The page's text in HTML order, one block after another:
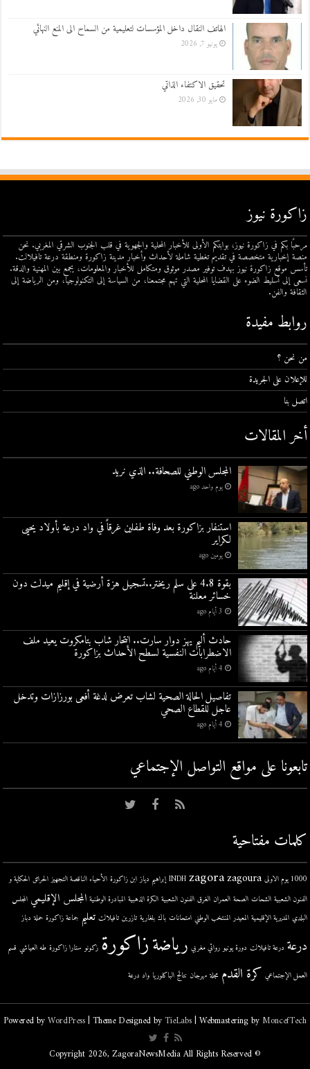
الهاتف النقال داخل المؤسسات لتعليمية من السماح الى المنع النهائي
يونيو 7, 2026
تحقيق الاكتفاء الذاتي
مايو 30, 2026
زاكورة نيوز
مرحبًا بكم في زاكورة نيوز، بوابتكم الأولى للأخبار المحلية والجهوية في قلب الجنوب الشرقي المغربي. نحن
منصة إخبارية متخصصة في تقديم تغطية شاملة لأحداث وأخبار مدينة زاكورة ومنطقة درعة تافيلالت.
تأسس موقع زاكورة نيوز بهدف توفير مصدر موثوق ومتكامل للأخبار والمعلومات، يجمع بين المهنية والدقة.
نسعى إلى تسليط الضوء على القضايا المحلية التي تهم مجتمعنا، من السياسة إلى التكنولوجيا، ومن الرياضة إلى
الثقافة والفن.
روابط مفيدة
من نحن ؟
للإعلان على الجريدة
اتصل بنا
أخر المقالات
المجلس الوطني للصحافة.. الذي نريد
يوم واحد ago
استنفار بزاكورة بعد وفاة طفلين غرقاً في واد درعة بأولاد يحيى
لكراير
يومين ago
بقوة 4.8 على سلم ريختر..تسجيل هزة أرضية في إقليم ميدلت دون
خسائر معلنة
3 أيام ago
حادث أليم يهز دوار سارت.. انتحار شاب بتامكروت يعيد ملف
الاضطرابات النفسية لسطح الأحداث بزاكورة
4 أيام ago
تفاصيل الحالة الصحية لشاب تعرض لدغة أفعى بورزازات وتدخل
عاجل للقطاع الصحي
4 أيام ago
تابعونا على مواقع التواصل اﻹجتماعي
كلمات مفتاحية
1000 يوم الاولى INDH zagora zagoura إبراهيم دياز ابن زاكورة الأحياء الناقصة التجهيز الحرائق الحكاية و
الفنون الشعبية الشحات الصحة العمران الغرق الفنون الشعبية الكرة الذهبية المبادرة الوطنية المجلس الإقليمي المجلس
البلدي المديرية الإقليمية المعيدر المنتخب الوطني امتحانات باك بلغارية تازرين تافيلالت تعليم جماعة زاكورة حملة دباز
درعة درعة تافيلالت دورة يونيو روائي مغربي رياضةزاكورة زكونو ستارا زاكورة طه العياشي قسم
العمل الإجتماعي كرة القدم مجلة مهرجان نتائج الباكلوريا واد درعة
Powered byWordPress| Theme Designed byTieLabs| Webmastering byMoncefTech
© Copyright 2026, ZagoraNewsMedia All Rights Reserved